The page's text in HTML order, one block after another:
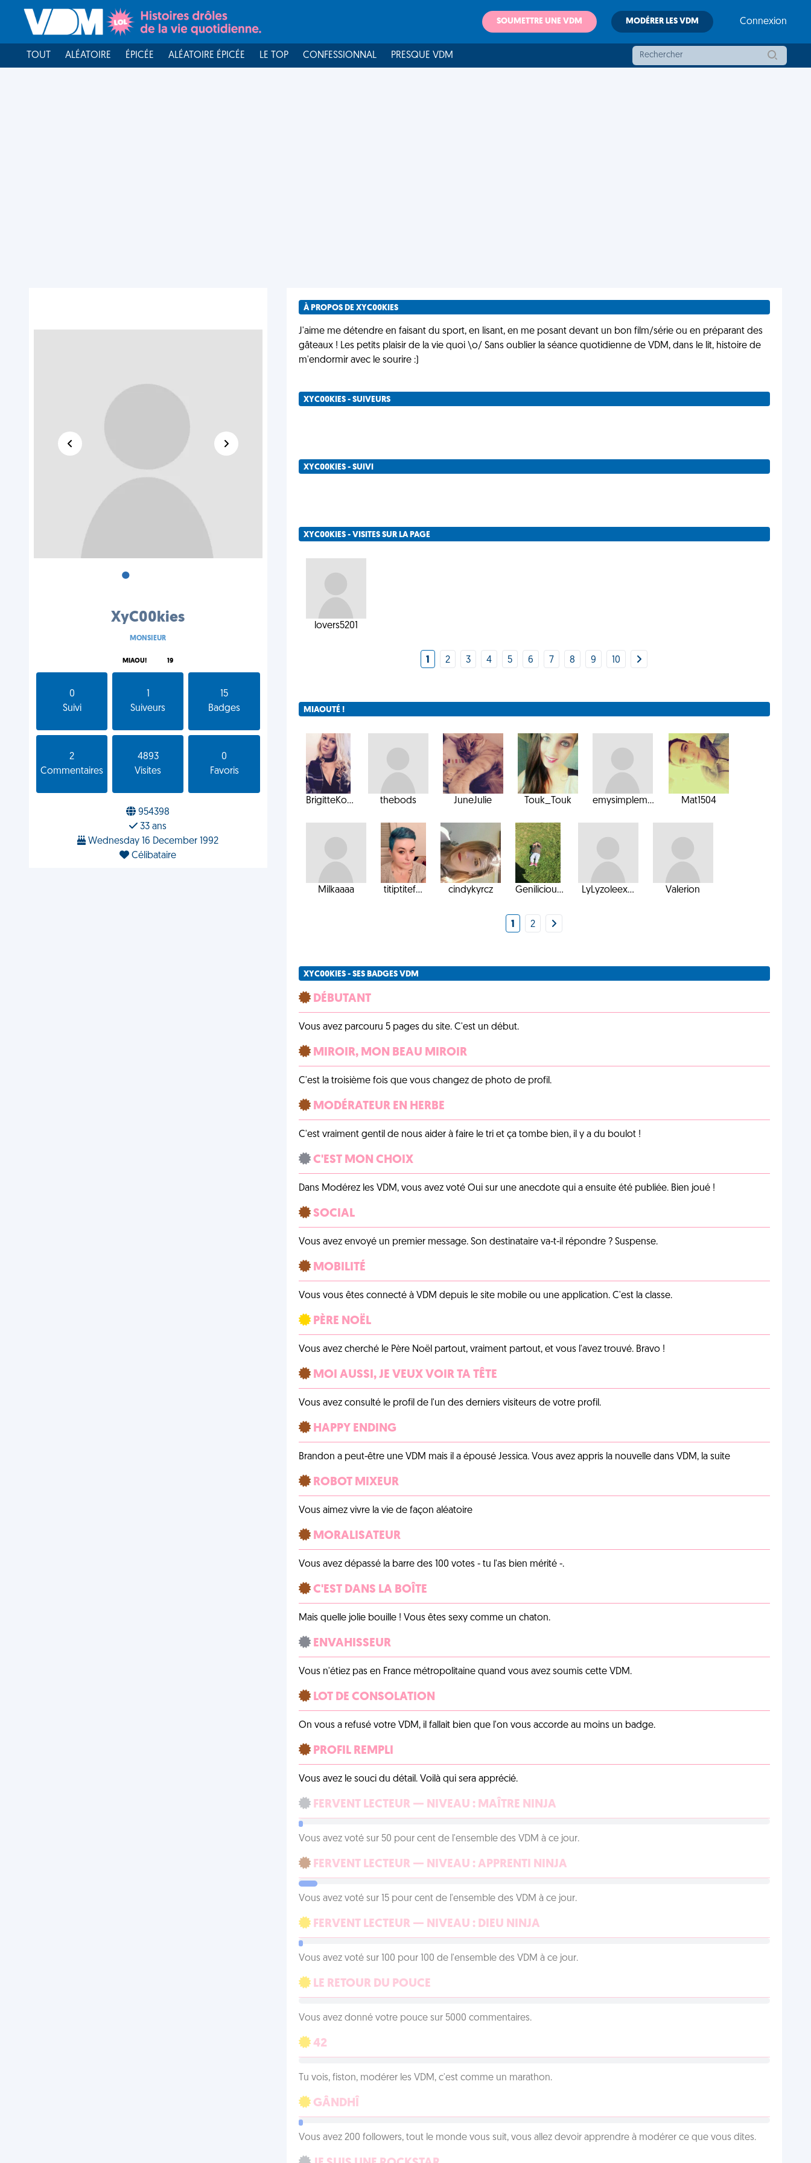
SOUMETTRE UNE VDM MODÉRER LES VDM Connexion
TOUT ALÉATOIRE ÉPICÉE ALÉATOIRE ÉPICÉE LE TOP CONFESSIONNAL PRESQUE VDM
•
XyC00kies
MONSIEUR
MIAOU! 19
0
Suivi
Suiveurs
15
Badges
2
Commentaires
4893
Visites
0
Favoris
954398
33 ans
Wednesday 16 December 1992
Célibataire
À PROPOS DE XYC00KIES
J'aime me détendre en faisant du sport, en lisant, en me posant devant un bon film/série ou en préparant des
gâteaux ! Les petits plaisir de la vie quoi \o/ Sans oublier la séance quotidienne de VDM, dans le lit, histoire de
m'endormir avec le sourire :)
XYC00KIES - SUIVEURS
XYC00KIES - SUIVI
XYC00KIES - VISITES SUR LA PAGE
lovers5201
1 2 3 4 5 6 7 8 9 10
MIAOUTÉ !
BrigitteKo... thebods JuneJulie Touk_Touk emysimplem... Mat1504
Milkaaaa titiptitef... cindykyrcz Geniliciou... LyLyzoleex... Valerion
1 2
XYC00KIES - SES BADGES VDM
DÉBUTANT
Vous avez parcouru 5 pages du site. C'est un début.
MIROIR, MON BEAU MIROIR
C'est la troisième fois que vous changez de photo de profil.
MODÉRATEUR EN HERBE
C'est vraiment gentil de nous aider à faire le tri et ça tombe bien, il y a du boulot !
C'EST MON CHOIX
Dans Modérez les VDM, vous avez voté Oui sur une anecdote qui a ensuite été publiée. Bien joué !
SOCIAL
Vous avez envoyé un premier message. Son destinataire va-t-il répondre ? Suspense.
MOBILITÉ
Vous vous êtes connecté à VDM depuis le site mobile ou une application. C'est la classe.
PÈRE NOËL
Vous avez cherché le Père Noël partout, vraiment partout, et vous l'avez trouvé. Bravo !
MOI AUSSI, JE VEUX VOIR TA TÊTE
Vous avez consulté le profil de l'un des derniers visiteurs de votre profil.
HAPPY ENDING
Brandon a peut-être une VDM mais il a épousé Jessica. Vous avez appris la nouvelle dans VDM, la suite
ROBOT MIXEUR
Vous aimez vivre la vie de façon aléatoire
MORALISATEUR
Vous avez dépassé la barre des 100 votes - tu l'as bien mérité -.
C'EST DANS LA BOÎTE
Mais quelle jolie bouille ! Vous êtes sexy comme un chaton.
ENVAHISSEUR
Vous n'étiez pas en France métropolitaine quand vous avez soumis cette VDM.
LOT DE CONSOLATION
On vous a refusé votre VDM, il fallait bien que l'on vous accorde au moins un badge.
PROFIL REMPLI
Vous avez le souci du détail. Voilà qui sera apprécié.
FERVENT LECTEUR — NIVEAU : MAÎTRE NINJA
Vous avez voté sur 50 pour cent de l'ensemble des VDM à ce jour.
FERVENT LECTEUR — NIVEAU : APPRENTI NINJA
Vous avez voté sur 15 pour cent de l'ensemble des VDM à ce jour.
FERVENT LECTEUR — NIVEAU : DIEU NINJA
Vous avez voté sur 100 pour 100 de l'ensemble des VDM à ce jour.
LE RETOUR DU POUCE
Vous avez donné votre pouce sur 5000 commentaires.
42
Tu vois, fiston, modérer les VDM, c'est comme un marathon.
GÂNDHÎ
Vous avez 200 followers, tout le monde vous suit, vous allez devoir apprendre à modérer ce que vous dites.